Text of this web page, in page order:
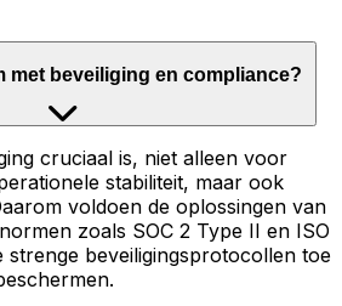
met beveiliging en compliance?
cruciaal is, niet alleen voor
stabiliteit, maar ook
voldoen de oplossingen van
zoals SOC 2 Type II en ISO
strenge beveiligingsprotocollen toe